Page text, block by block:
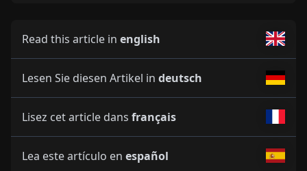
Read this article in english
Lesen Sie diesen Artikel in deutsch
Lisez cet article dans français
Lea este artículo en español